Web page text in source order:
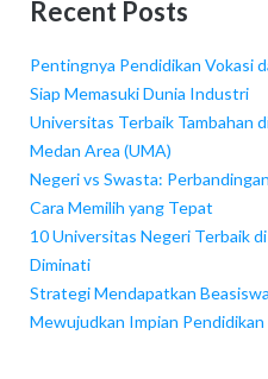
Recent Posts
Pentingnya Pendidikan Vokasi
Siap Memasuki Dunia Industri
Universitas Terbaik Tambahan
Medan Area (UMA)
Negeri vs Swasta:
Cara Memilih yang Tepat
10 Universitas Negeri Terbaik
Diminati
Strategi Mendapatkan
Mewujudkan Impian Pendidikan